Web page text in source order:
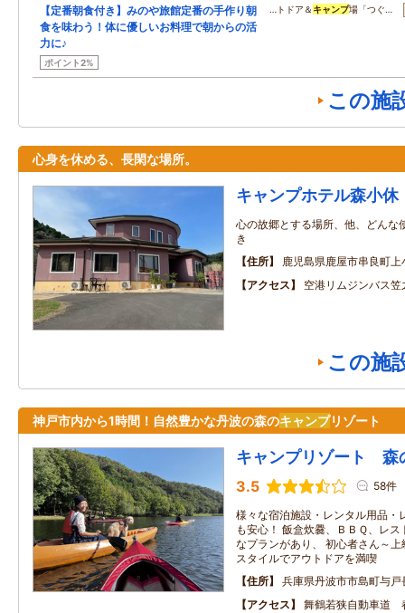
【定番朝食付き】みのや旅館定番の手作り朝
食を味わう！体に優しいお料理で朝からの活
力に♪
ポイント2%
…トドア＆ キャンプ場「つぐ…
この施
心身を休める、長閑な場所。
キャンプホテル森小休
心の故郷とする場所、他、どんな
き
住所
鹿児島県鹿屋市串良町
アクセス
空港リムジンバス
この施
神戸市内から1時間！自然豊かな丹波の森のキャンプリゾート
キャンプリゾート 森
3.5 58件
様々な宿泊施設・レンタル用品・
も安心！ 飯盒炊爨、ＢＢＱ、レ
なプランがあり、 初心者さん～
スタイルでアウトドアを満喫
住所
兵庫県丹波市市島町与
アクセス
舞鶴若狭自動車道